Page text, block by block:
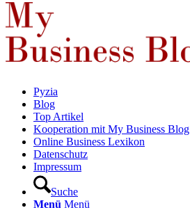
Pyzia
Blog
Top Artikel
Kooperation mit My Business Blog
Online Business Lexikon
Datenschutz
Impressum
Suche
Menü Menü